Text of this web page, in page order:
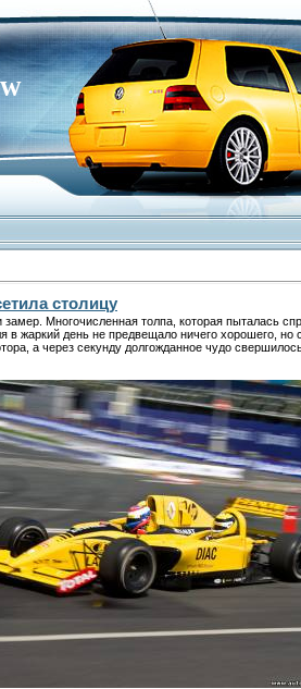
столицу
Многочисленная толпа, которая пыталась
в жаркий день не предвещало ничего хорошего,
а через секунду долгожданное чудо